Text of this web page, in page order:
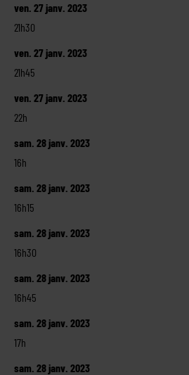
ven. 27 janv. 2023
21h30
ven. 27 janv. 2023
21h45
ven. 27 janv. 2023
22h
sam. 28 janv. 2023
16h
sam. 28 janv. 2023
16h15
sam. 28 janv. 2023
16h30
sam. 28 janv. 2023
16h45
sam. 28 janv. 2023
17h
sam. 28 janv. 2023